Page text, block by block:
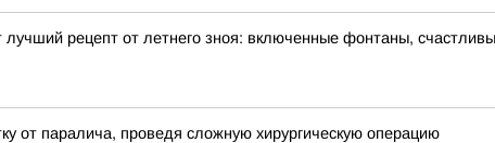
лучший рецепт от летнего зноя: включенные фонтаны,
от паралича, проведя сложную хирургическую операцию